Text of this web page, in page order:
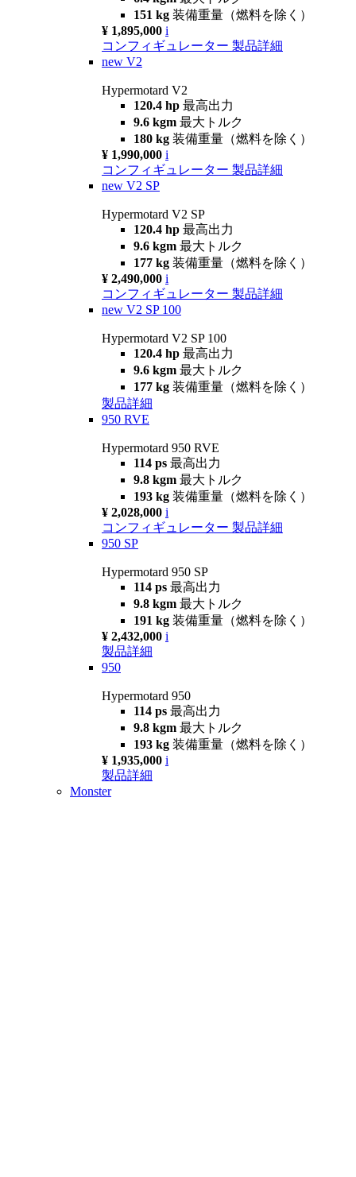
151 kg 装備重量（燃料を除く）
¥ 1,895,000 i
コンフィギュレーター 製品詳細
new V2
Hypermotard V2
120.4 hp 最高出力
9.6 kgm 最大トルク
180 kg 装備重量（燃料を除く）
¥ 1,990,000 i
コンフィギュレーター 製品詳細
new V2 SP
Hypermotard V2 SP
120.4 hp 最高出力
9.6 kgm 最大トルク
177 kg 装備重量（燃料を除く）
¥ 2,490,000 i
コンフィギュレーター 製品詳細
new V2 SP 100
Hypermotard V2 SP 100
120.4 hp 最高出力
9.6 kgm 最大トルク
177 kg 装備重量（燃料を除く）
製品詳細
950 RVE
Hypermotard 950 RVE
114 ps 最高出力
9.8 kgm 最大トルク
193 kg 装備重量（燃料を除く）
¥ 2,028,000 i
コンフィギュレーター 製品詳細
950 SP
Hypermotard 950 SP
114 ps 最高出力
9.8 kgm 最大トルク
191 kg 装備重量（燃料を除く）
¥ 2,432,000 i
製品詳細
950
Hypermotard 950
114 ps 最高出力
9.8 kgm 最大トルク
193 kg 装備重量（燃料を除く）
¥ 1,935,000 i
製品詳細
Monster